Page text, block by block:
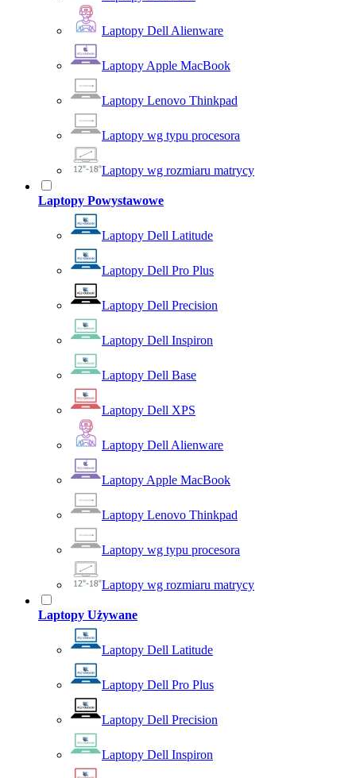
Laptopy Dell Alienware
Laptopy Apple MacBook
Laptopy Lenovo Thinkpad
Laptopy wg typu procesora
Laptopy wg rozmiaru matrycy
Laptopy Powystawowe
Laptopy Dell Latitude
Laptopy Dell Pro Plus
Laptopy Dell Precision
Laptopy Dell Inspiron
Laptopy Dell Base
Laptopy Dell XPS
Laptopy Dell Alienware
Laptopy Apple MacBook
Laptopy Lenovo Thinkpad
Laptopy wg typu procesora
Laptopy wg rozmiaru matrycy
Laptopy Używane
Laptopy Dell Latitude
Laptopy Dell Pro Plus
Laptopy Dell Precision
Laptopy Dell Inspiron